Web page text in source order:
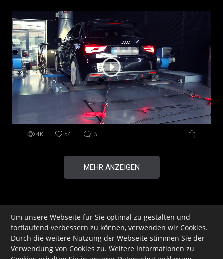
4K 54 3
MEHR ANZEIGEN
IMPRESSUM
DATENSCHUTZ
FRAGEN
Um unsere Webseite für Sie optimal zu gestalten und
fortlaufend verbessern zu können, verwenden wir Cookies.
Durch die weitere Nutzung der Webseite stimmen Sie der
Verwendung von Cookies zu. Weitere Informationen zu